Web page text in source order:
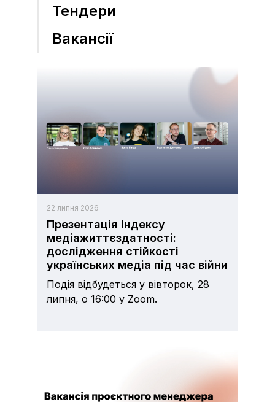
Тендери
Вакансії
22 липня 2026
Презентація Індексу
медіажиттєздатності:
дослідження стійкості
українських медіа під час війни
Подія відбудеться у вівторок, 28
липня, о 16:00 у Zoom.